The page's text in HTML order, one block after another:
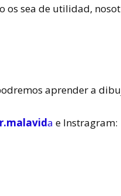
os sea de utilidad,
aprender a
a e Instragram: